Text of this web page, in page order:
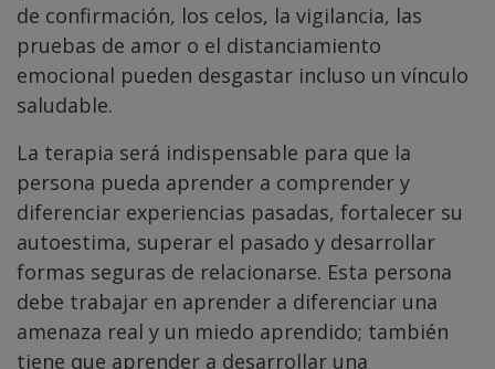
de confirmación, los celos, la vigilancia, las
pruebas de amor o el distanciamiento
emocional pueden desgastar incluso un vínculo
saludable.
La terapia será indispensable para que la
persona pueda aprender a comprender y
diferenciar experiencias pasadas, fortalecer su
autoestima, superar el pasado y desarrollar
formas seguras de relacionarse. Esta persona
debe trabajar en aprender a diferenciar una
amenaza real y un miedo aprendido; también
tiene que aprender a desarrollar una